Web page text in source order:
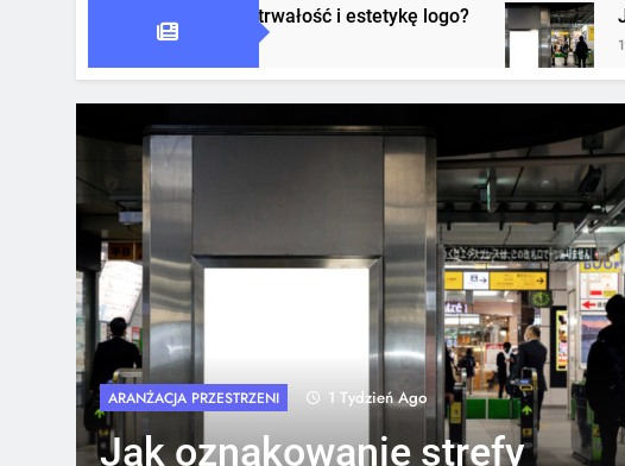
na trwałość i estetykę logo? Jak oznakowanie
1 Tydzień Ago
ARANŻACJA PRZESTRZENI 1 Tydzień Ago
Jak oznakowanie strefy